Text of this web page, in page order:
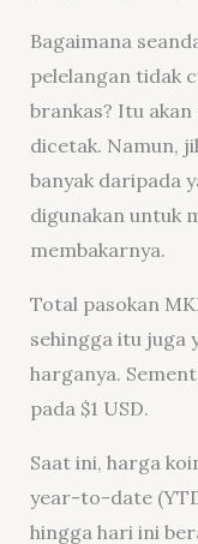
Bagaimana
pelelangan tidak
brankas? Itu
dicetak. Namun,
banyak daripada
digunakan untuk
membakarnya.
Total pasokan
sehingga itu juga
harganya.
pada $1 USD.
Saat ini, harga
year-to-date
hingga hari ini